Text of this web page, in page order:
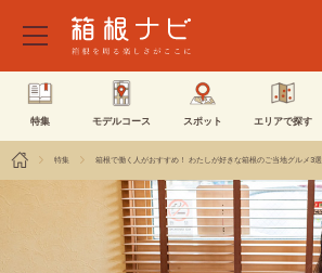
特集 モデルコース スポット エリアで探す
特集 箱根で働く人がおすすめ！ わたしが好きな箱根のご当地グルメ3選